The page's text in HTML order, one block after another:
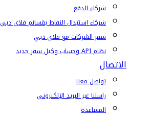
شركاء الدفع
شركاء استبدال النقاط بقسائم فلاي دبي
سفر الشركات مع فلاي دبي
نظام API وحساب وكيل سفر جديد
الاتصال
تواصل معنا
راسلنا عبر البريد الإلكتروني
المساعدة